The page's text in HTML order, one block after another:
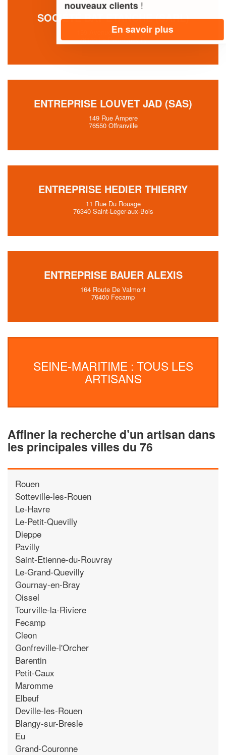
SOCIÉTÉ BAT ETANCHE (SARL)
159 Avenue Jean Jaures
76140 Le-Petit-Quevilly
ENTREPRISE LOUVET JAD (SAS)
149 Rue Ampere
76550 Offranville
ENTREPRISE HEDIER THIERRY
11 Rue Du Rouage
76340 Saint-Leger-aux-Bois
ENTREPRISE BAUER ALEXIS
164 Route De Valmont
76400 Fecamp
SEINE-MARITIME : TOUS LES
ARTISANS
Affiner la recherche d’un artisan dans
les principales villes du 76
Rouen
Sotteville-les-Rouen
Le-Havre
Le-Petit-Quevilly
Dieppe
Pavilly
Saint-Etienne-du-Rouvray
Le-Grand-Quevilly
Gournay-en-Bray
Oissel
Tourville-la-Riviere
Fecamp
Cleon
Gonfreville-l'Orcher
Barentin
Petit-Caux
Maromme
Elbeuf
Deville-les-Rouen
Blangy-sur-Bresle
Eu
Grand-Couronne
nouveaux clients!
En savoir plus